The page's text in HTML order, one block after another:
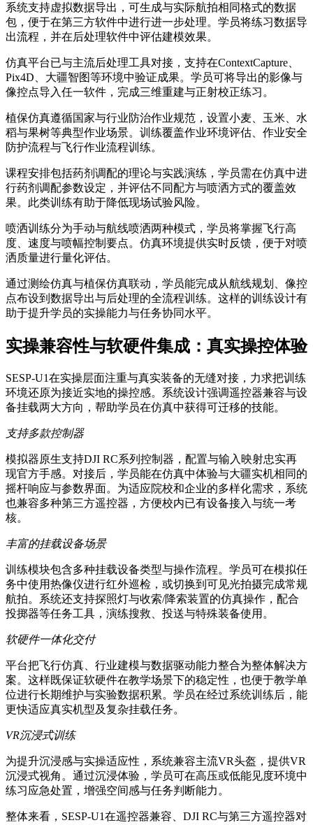
系统支持虚拟数据导出，可生成与实际航拍相同格式的数据
包，便于在第三方软件中进行进一步处理。学员将练习数据导
出流程，并在后处理软件中评估建模效果。
仿真平台已与主流后处理工具对接，支持在ContextCapture、
Pix4D、大疆智图等环境中验证成果。学员可将导出的影像与
像控点导入任一软件，完成三维重建与正射校正练习。
植保仿真遵循国家与行业防治作业规范，设置小麦、玉米、水
稻与果树等典型作业场景。训练覆盖作业环境评估、作业安全
防护流程与飞行作业流程训练。
课程安排包括药剂调配的理论与实践演练，学员需在仿真中进
行药剂调配参数设定，并评估不同配方与喷洒方式的覆盖效
果。此类训练有助于降低现场试验风险。
喷洒训练分为手动与航线喷洒两种模式，学员将掌握飞行高
度、速度与喷幅控制要点。仿真环境提供实时反馈，便于对喷
洒质量进行量化评估。
通过测绘仿真与植保仿真联动，学员能完成从航线规划、像控
点布设到数据导出与后处理的全流程训练。这样的训练设计有
助于提升学员的实操能力与任务协同水平。
实操兼容性与软硬件集成：真实操控体验
SESP-U1在实操层面注重与真实装备的无缝对接，力求把训练
环境还原为接近实地的操控感。系统设计强调遥控器兼容与设
备挂载两大方向，帮助学员在仿真中获得可迁移的技能。
支持多款控制器
模拟器原生支持DJI RC系列控制器，配置与输入映射忠实再
现官方手感。对接后，学员能在仿真中体验与大疆实机相同的
摇杆响应与参数界面。为适应院校和企业的多样化需求，系统
也兼容多种第三方遥控器，方便校内已有设备接入与统一考
核。
丰富的挂载设备场景
训练模块包含多种挂载设备类型与操作流程。学员可在模拟任
务中使用热像仪进行红外巡检，或切换到可见光拍摄完成常规
航拍。系统还支持探照灯与收索/降索装置的仿真操作，配合
投掷器等任务工具，演练搜救、投送与特殊装备使用。
软硬件一体化交付
平台把飞行仿真、行业建模与数据驱动能力整合为整体解决方
案。这样既保证软硬件在教学场景下的稳定性，也便于教学单
位进行长期维护与实验数据积累。学员在经过系统训练后，能
更快适应真实机型及复杂挂载任务。
VR沉浸式训练
为提升沉浸感与实操适应性，系统兼容主流VR头盔，提供VR
沉浸式视角。通过沉浸体验，学员可在高压或低能见度环境中
练习应急处置，增强空间感与任务判断能力。
整体来看，SESP-U1在遥控器兼容、DJI RC与第三方遥控器对